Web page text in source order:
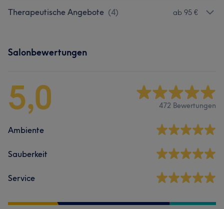
Therapeutische Angebote (4) ab 95 €
Salonbewertungen
5,0 472 Bewertungen
Ambiente
Sauberkeit
Service